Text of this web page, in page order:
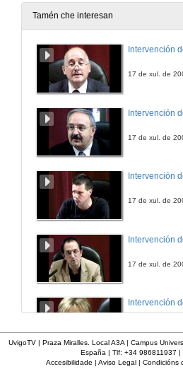
12 de mar. de
Quenda de
TRW
Quenda de
Tamén che interesan
Intervención
17 de xul. de
Intervención
17 de xul. de
Intervención
17 de xul. de
Intervención
17 de xul. de
Intervención
Intervención
UvigoTV | Praza Miralles. Local A3A | Campus
España | Tlf: +34 986811937 |
Accesibilidade | Aviso Legal| Condicións